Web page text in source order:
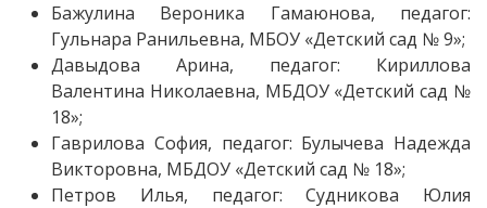
Бажулина Вероника Гамаюнова, педагог:
Гульнара Ранильевна, МБОУ «Детский сад № 9»;
Давыдова Арина, педагог: Кириллова
Валентина Николаевна, МБДОУ «Детский сад №
18»;
Гаврилова София, педагог: Булычева Надежда
Викторовна, МБДОУ «Детский сад № 18»;
Петров Илья, педагог: Судникова Юлия